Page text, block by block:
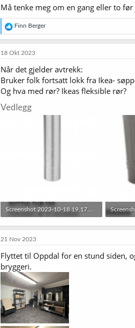
Må tenke meg om en gang eller to
R
e
a
k
o
n
e
:
Finn Berger
18 Okt 2023
Når det gjelder avtrekk:
Bruker folk fortsatt lokk fra Ikea-
Og hva med rør? Ikeas fleksible rør?
Vedlegg
69,7 KB · Sett: 25 82,9 KB
21 Nov 2023
Flyttet til Oppdal for en stund siden,
bryggeri.